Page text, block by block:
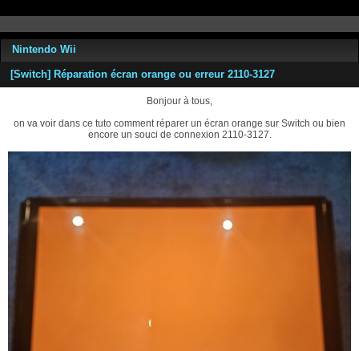
Nintendo Wii
[Switch] Réparation écran orange ou erreur 2110-3127
Bonjour à tous,
on va voir dans ce tuto comment réparer un écran orange sur Switch ou bien
encore un souci de connexion 2110-3127.